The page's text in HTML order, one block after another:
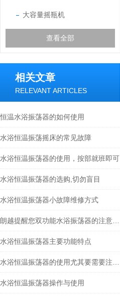
大容量摇瓶机
查看全部
相关文章
RELEVANT ARTICLES
恒温水浴振荡器的如何使用
水浴恒温振荡摇床的常见故障
水浴恒温振荡器的使用，按部就班即可
水浴恒温振荡器的选购,切勿盲目
水浴恒温振荡器小故障维修方式
水浴恒温振荡器主要功能特点
水浴恒温振荡器操作与使用